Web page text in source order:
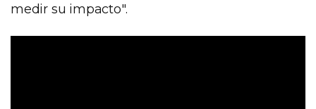
medir su impacto".